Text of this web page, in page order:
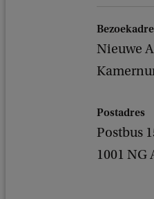
Nieuwe
Postadres
Postbus
1001 NG